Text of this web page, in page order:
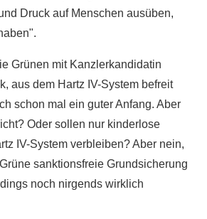
Druck auf Menschen ausüben,
Grünen mit Kanzlerkandidatin
aus dem Hartz IV-System befreit
schon mal ein guter Anfang. Aber
Oder sollen nur kinderlose
IV-System verbleiben? Aber nein,
sanktionsfreie Grundsicherung
noch nirgends wirklich